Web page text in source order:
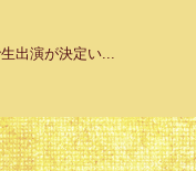
出演が決定い...